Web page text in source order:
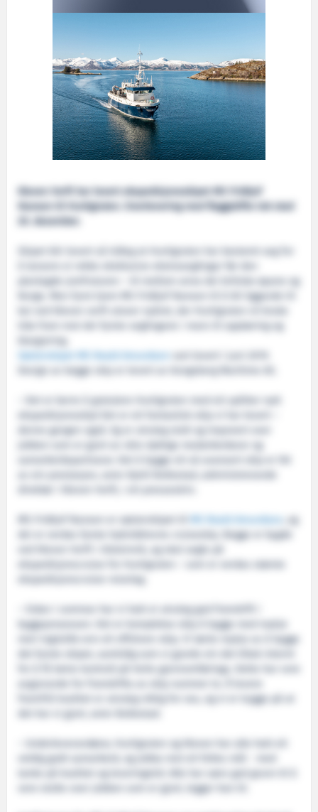
Kleven Verft har levert ekspedisjonsskipet MS Fridtjof
Nansen til Hurtigruten. Overlevering med flaggskifte tok stad
20. desember.
Skipet blir levert så tidleg at Hurtigruten har bestemt seg for
å lansere ei rekke eksklusive ekstraseglingar før den
planlagde jomfruturen – til mellom anna dei britiske øyane og
Norge. Men fyrst kjem MS Fridtjof Nansen til å bli liggande til
kai ved Kleven verft utover nyåret, der Hurtigruten vil bruke
tida fram mot dei fyrste seglingane i mars til opplæring og
klargjering.
Søsterskipet MS Roald Amundsen
Design av begge skip er levert av Kongsberg Maritime AS.
– Det er berre å gratulere Hurtigruten med eit splitter nytt
ekspedisjonsskip! Det er eit fantastisk skip vi har levert –
denne gangen også. Eg er utruleg stolt og imponert over
jobben som er gjort av våre dyktige medarbeidarar og
samarbeidspartnarar. Det å bygge eit så avansert skip er litt
MS Fridtjof Nansen er søsterskipet til
MS Roald Amundsen
, og
dei er verdas fyrste hybriddrevne cruiseskip. Begge er bygde
ved Kleven Verft i Ulsteinvik, og skal segle på
ekspedisjonscruise for Hurtigruten – som er verdas største
ekspedisjonscruise-reiarlag.
– Sidan i sommar har vi hatt ei utruleg god framdrift i
byggeprosessen. Det er komplekse skip å bygge med mykje
meir logistikk enn eit offshore-skip. Vi lærte mykje av å bygge
for å få betre kontroll på heile gjennomføringa. Dette har vore
avgjerande for framdrifta av skip nummer to. Å levere
framifrå kvalitet er utruleg viktig for oss, og vi er trygge på at
– Underleverandørar, Hurtigruten og Kleven har alle hatt eit
veldig godt samarbeid, og jobba mot eit felles mål - med
tanke på kvalitet og leveringstid. Alle har særs god grunn til å
vere stolte over jobben som er gjort, legger han til.